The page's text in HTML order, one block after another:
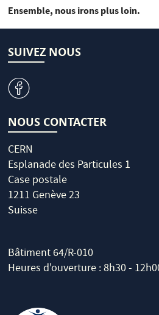
Ensemble, nous irons plus loin.
SUIVEZ NOUS
v
NOUS CONTACTER
CERN
Esplanade des Particules 1
Case postale
1211 Genève 23
Suisse
Bâtiment 64/R-010
Heures d'ouverture : 8h30 -